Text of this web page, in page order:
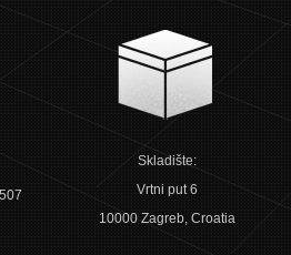
Skladište:
Vrtni put 6
10000 Zagreb, Croatia